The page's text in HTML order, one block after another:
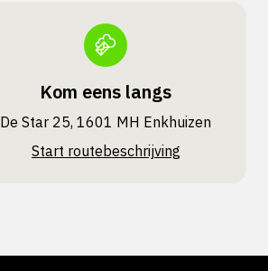
Kom eens langs
De Star 25, 1601 MH Enkhuizen
Start routebeschrijving